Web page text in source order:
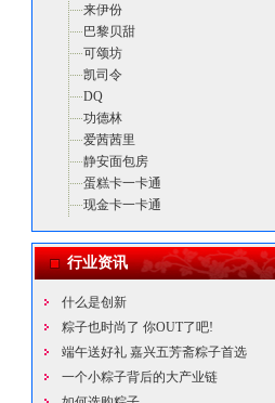
来伊份
巴黎贝甜
可颂坊
凯司令
DQ
功德林
爱茜茜里
静安面包房
蛋糕卡一卡通
现金卡一卡通
行业资讯
什么是创新
粽子也时尚了 你OUT了吧!
端午送好礼 嘉兴五芳斋粽子首选
一个小粽子背后的大产业链